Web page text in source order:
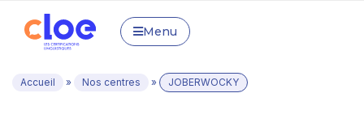
Menu
Accueil » Nos centres » JOBERWOCKY